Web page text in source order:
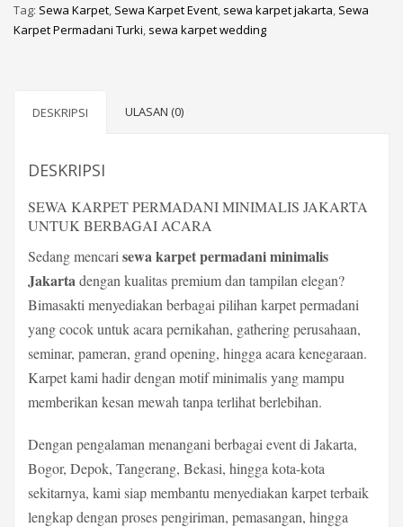
Tag: Sewa Karpet, Sewa Karpet Event, sewa karpet jakarta, Sewa
Karpet Permadani Turki, sewa karpet wedding
DESKRIPSI ULASAN (0)
DESKRIPSI
SEWA KARPET PERMADANI MINIMALIS JAKARTA
UNTUK BERBAGAI ACARA
Sedang mencari sewa karpet permadani minimalis
Jakartadengan kualitas premium dan tampilan elegan?
Bimasakti menyediakan berbagai pilihan karpet permadani
yang cocok untuk acara pernikahan, gathering perusahaan,
seminar, pameran, grand opening, hingga acara kenegaraan.
Karpet kami hadir dengan motif minimalis yang mampu
memberikan kesan mewah tanpa terlihat berlebihan.
Dengan pengalaman menangani berbagai event di Jakarta,
Bogor, Depok, Tangerang, Bekasi, hingga kota-kota
sekitarnya, kami siap membantu menyediakan karpet terbaik
lengkap dengan proses pengiriman, pemasangan, hingga